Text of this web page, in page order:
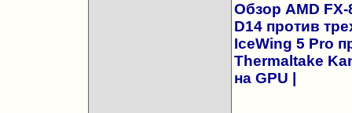
Обзор AMD FX-
D14 против
IceWing 5 Pro
Thermaltake
на GPU